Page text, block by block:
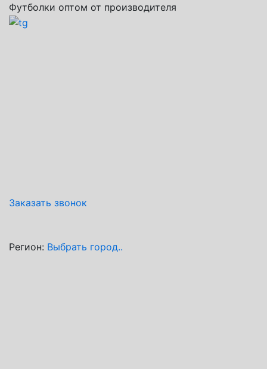
Футболки оптом от производителя
Заказать звонок
Регион: Выбрать город..